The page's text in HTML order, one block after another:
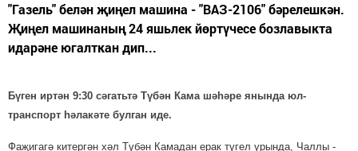
"Газель" белән җиңел машина - "ВАЗ-2106" бәрелешкән.
Җиңел машинаның 24 яшьлек йөртүчесе бозлавыкта
идарәне югалткан дип...
Бүген иртән 9:30 сәгатьтә Түбән Кама шәһәре янында юл-
транспорт һәлакәте булган иде.
Фаҗигагә китергән хәл Түбән Камадан ерак түгел урында, Чаллы -